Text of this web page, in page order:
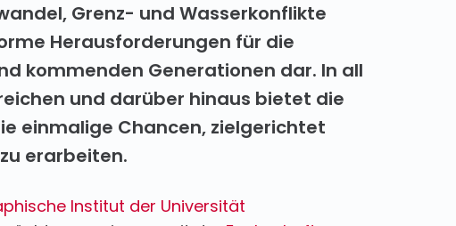
Grenz- und Wasserkonflikte
Herausforderungen für die
kommenden Generationen dar. In all
und darüber hinaus bietet die
einmalige Chancen, zielgerichtet
erarbeiten.
Institut der Universität